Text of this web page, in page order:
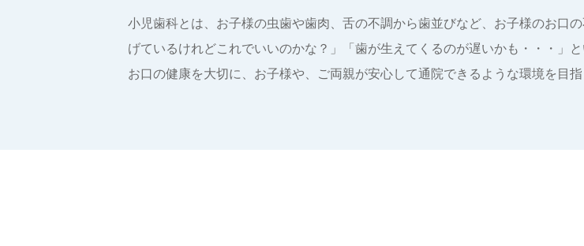
小児歯科とは、お子様の虫歯や歯肉、舌の不調から歯並びなど、お子様のお口
げているけれどこれでいいのかな？」「歯が生えてくるのが遅いかも・・・」
お口の健康を大切に、お子様や、ご両親が安心して通院できるような環境を目